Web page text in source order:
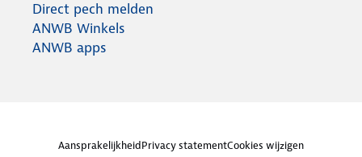
Direct pech melden
ANWB Winkels
ANWB apps
AansprakelijkheidPrivacy statementCookies wijzigen